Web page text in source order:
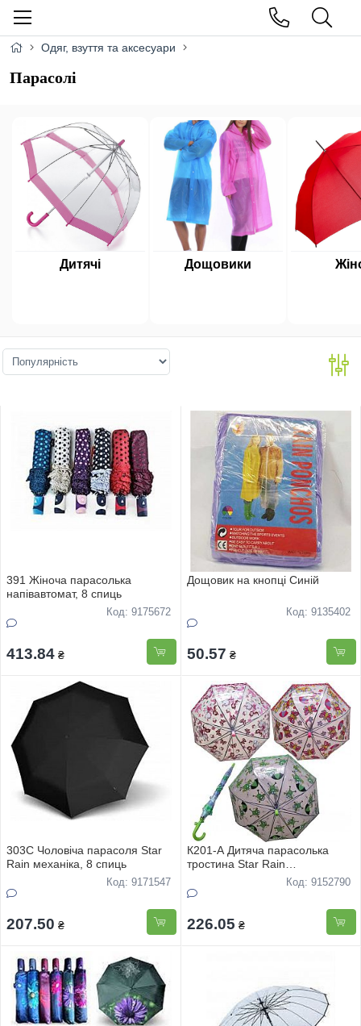
Одяг, взуття та аксесуари
Парасолі
Дитячі Дощовики
391 Жіноча парасолька
напiвавтомат, 8 спиць
Код: 9175672
413.84 ₴
Дощовик на кнопці Синій
Код: 9135402
50.57 ₴
303C Чоловіча парасоля Star
Rain механiка, 8 спиць
Код: 9171547
207.50 ₴
К201-А Дитяча парасолька
тростина Star Rain
напівавтомат, 8 спицьКод: 9152790
226.05 ₴